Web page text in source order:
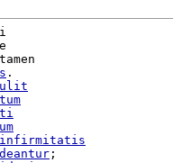
.
infirmitatis